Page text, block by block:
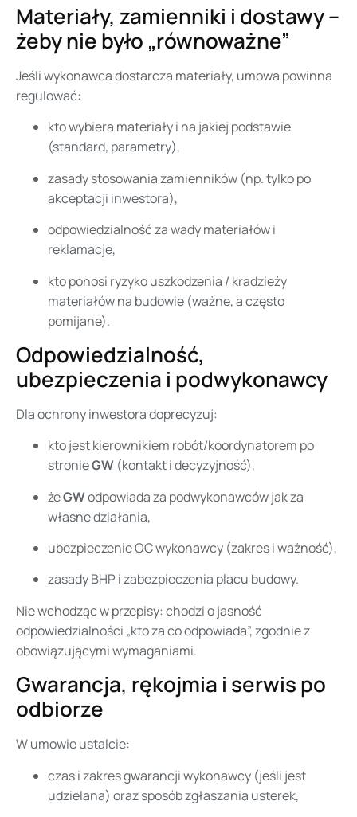
Materiały, zamienniki i dostawy –
żeby nie było „równoważne”
Jeśli wykonawca dostarcza materiały, umowa powinna
regulować:
kto wybiera materiały i na jakiej podstawie
(standard, parametry),
zasady stosowania zamienników (np. tylko po
akceptacji inwestora),
odpowiedzialność za wady materiałów i
reklamacje,
kto ponosi ryzyko uszkodzenia / kradzieży
materiałów na budowie (ważne, a często
pomijane).
Odpowiedzialność,
ubezpieczenia i podwykonawcy
Dla ochrony inwestora doprecyzuj:
kto jest kierownikiem robót/koordynatorem po
stronieGW (kontakt i decyzyjność),
żeGWodpowiada za podwykonawców jak za
własne działania,
ubezpieczenie OC wykonawcy (zakres i ważność),
zasady BHP i zabezpieczenia placu budowy.
Nie wchodząc w przepisy: chodzi o jasność
odpowiedzialności „kto za co odpowiada”, zgodnie z
obowiązującymi wymaganiami.
Gwarancja, rękojmia i serwis po
odbiorze
W umowie ustalcie:
czas i zakres gwarancji wykonawcy (jeśli jest
udzielana) oraz sposób zgłaszania usterek,